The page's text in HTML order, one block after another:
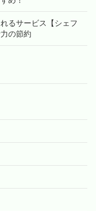
るサービス【シェフ
の節約